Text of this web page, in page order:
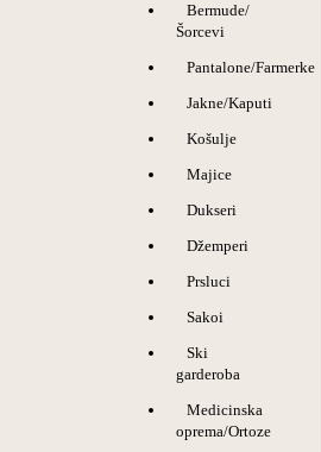
Bermude/
Šorcevi
Pantalone/Farmerke
Jakne/Kaputi
Košulje
Majice
Dukseri
Džemperi
Prsluci
Sakoi
Ski
garderoba
Medicinska
oprema/Ortoze